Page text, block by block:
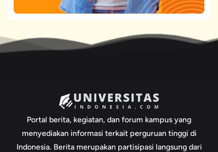
Portal berita, kegiatan, dan forum kampus yang
menyediakan informasi terkait perguruan tinggi di
Indonesia. Berita merupakan partisipasi langsung dari